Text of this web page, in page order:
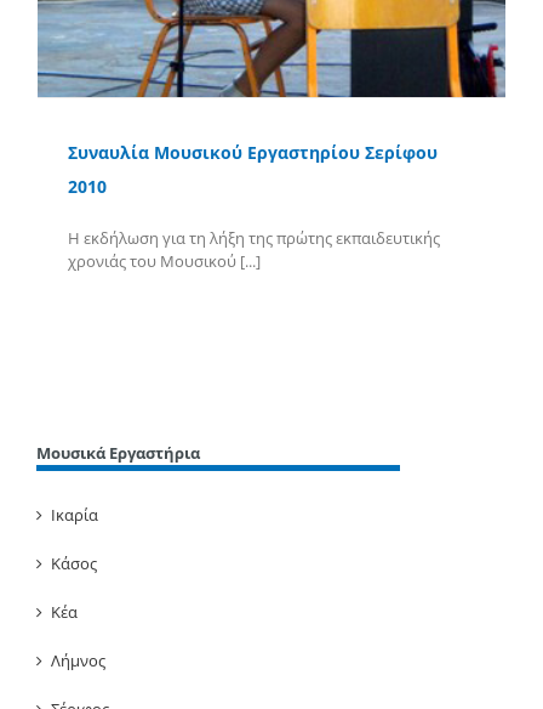
Συναυλία Μουσικού Εργαστηρίου Σερίφου
2010
Η εκδήλωση για τη λήξη της πρώτης εκπαιδευτικής
χρονιάς του Μουσικού [...]
Μουσικά Εργαστήρια
Ικαρία
Κάσος
Κέα
Λήμνος